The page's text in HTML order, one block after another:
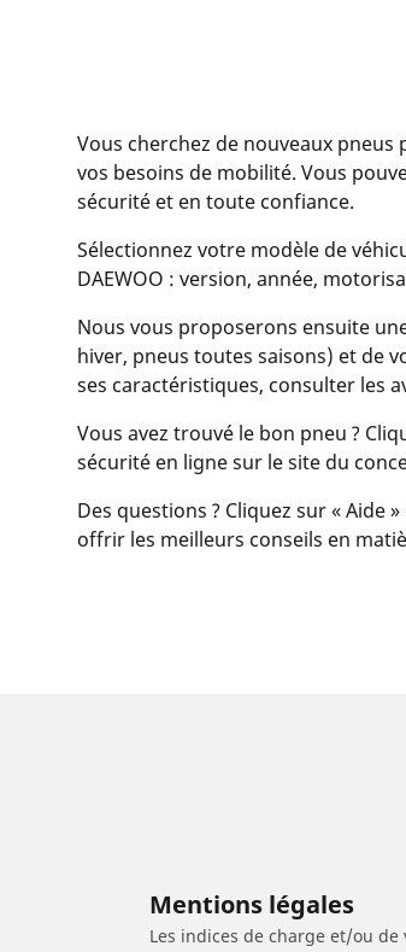
Vous cherchez de nouveaux
vos besoins de mobilité. Vous
sécurité et en toute confiance.
Sélectionnez votre modèle de
DAEWOO : version, année,
Nous vous proposerons ensuite
hiver, pneus toutes saisons) et de
ses caractéristiques, consulter les
Vous avez trouvé le bon pneu ?
sécurité en ligne sur le site du
Des questions ? Cliquez sur «
offrir les meilleurs conseils en
Mentions légales
Les indices de charge et/ou